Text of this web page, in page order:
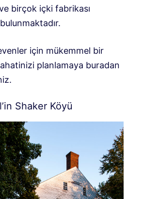
birçok içki fabrikası
için mükemmel bir
planlamaya buradan
Shaker Köyü